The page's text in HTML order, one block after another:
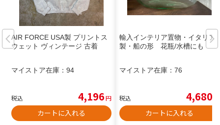
AIR FORCE USA製 プリントス
ウェット ヴィンテージ 古着
マイストア在庫： 94
税込 4,196円
カートに入れる
輸入インテリア置物・イタリア
製・船の形 花瓶/水槽にも
マイストア在庫： 76
税込 4,680
カートに入れる